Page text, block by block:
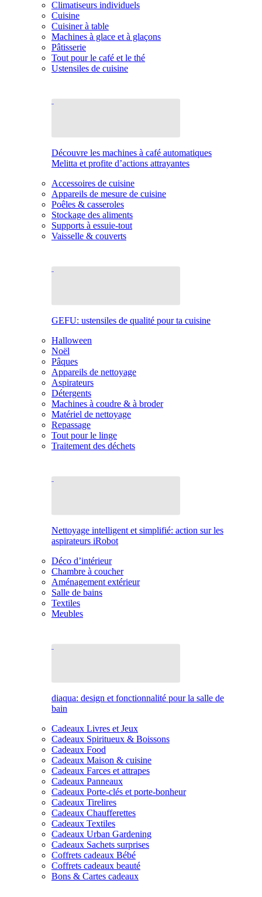
Climatiseurs individuels
Cuisine
Cuisiner à table
Machines à glace et à glaçons
Pâtisserie
Tout pour le café et le thé
Ustensiles de cuisine
Découvre les machines à café automatiques
Melitta et profite d’actions attrayantes
Accessoires de cuisine
Appareils de mesure de cuisine
Poêles & casseroles
Stockage des aliments
Supports à essuie-tout
Vaisselle & couverts
GEFU: ustensiles de qualité pour ta cuisine
Halloween
Noël
Pâques
Appareils de nettoyage
Aspirateurs
Détergents
Machines à coudre & à broder
Matériel de nettoyage
Repassage
Tout pour le linge
Traitement des déchets
Nettoyage intelligent et simplifié: action sur les
aspirateurs iRobot
Déco d’intérieur
Chambre à coucher
Aménagement extérieur
Salle de bains
Textiles
Meubles
diaqua: design et fonctionnalité pour la salle de
bain
Cadeaux Livres et Jeux
Cadeaux Spiritueux & Boissons
Cadeaux Food
Cadeaux Maison & cuisine
Cadeaux Farces et attrapes
Cadeaux Panneaux
Cadeaux Porte-clés et porte-bonheur
Cadeaux Tirelires
Cadeaux Chaufferettes
Cadeaux Textiles
Cadeaux Urban Gardening
Cadeaux Sachets surprises
Coffrets cadeaux Bébé
Coffrets cadeaux beauté
Bons & Cartes cadeaux